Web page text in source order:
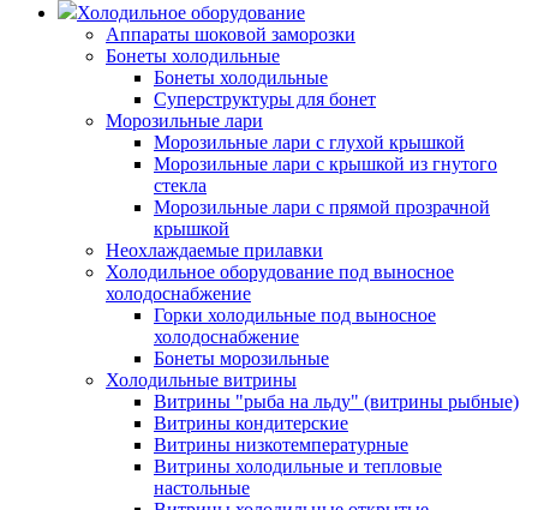
Холодильное оборудование
Аппараты шоковой заморозки
Бонеты холодильные
Бонеты холодильные
Суперструктуры для бонет
Морозильные лари
Морозильные лари с глухой крышкой
Морозильные лари с крышкой из гнутого
стекла
Морозильные лари с прямой прозрачной
крышкой
Неохлаждаемые прилавки
Холодильное оборудование под выносное
холодоснабжение
Горки холодильные под выносное
холодоснабжение
Бонеты морозильные
Холодильные витрины
Витрины "рыба на льду" (витрины рыбные)
Витрины кондитерские
Витрины низкотемпературные
Витрины холодильные и тепловые
настольные